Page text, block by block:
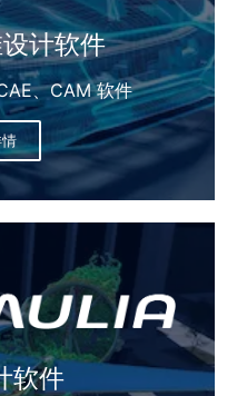
计软件​​
、CAM 软件​
软件​